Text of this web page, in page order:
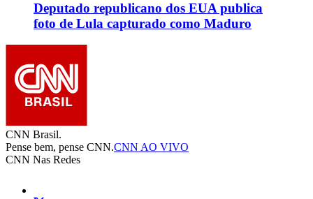
Deputado republicano dos EUA publica
foto de Lula capturado como Maduro
CNN Brasil.
Pense bem, pense CNN.CNN AO VIVO
CNN Nas Redes